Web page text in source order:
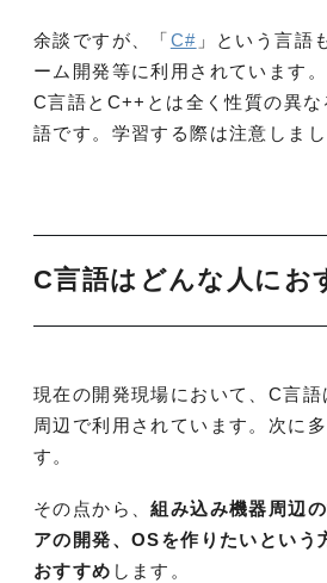
余談ですが、「C# 」という言語
ーム開発等に利用されています
C言語とC++とは全く性質の異
語です。学習する際は注意しまし
C言語はどんな人にお
現在の開発現場において、C言
周辺で利用されています。次に
す。
その点から、組み込み機器周辺
アの開発、OSを作りたいという
おすすめ します。